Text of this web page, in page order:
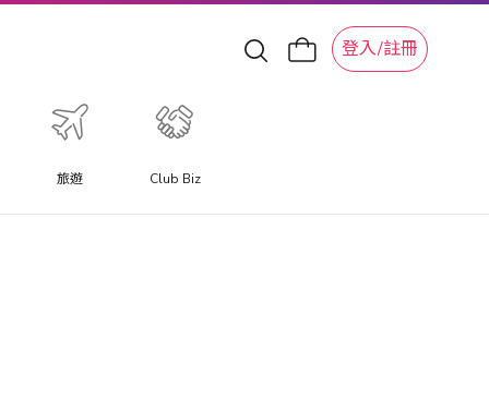
登入/註冊
旅遊 Club Biz